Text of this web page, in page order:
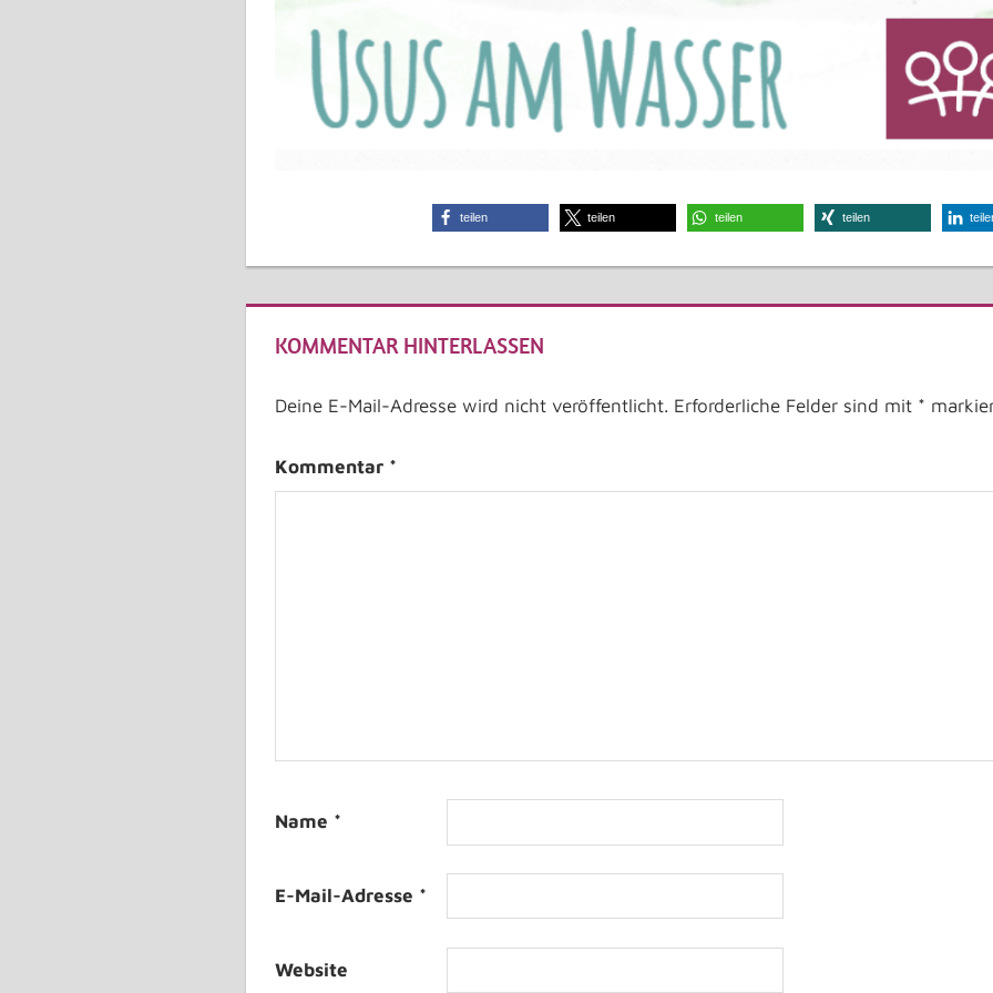
teilen teilen teilen teilen
KOMMENTAR HINTERLASSEN
Deine E-Mail-Adresse wird nicht veröffentlicht. Erforderliche Felder sind mit *
Kommentar *
Name *
E-Mail-Adresse *
Website